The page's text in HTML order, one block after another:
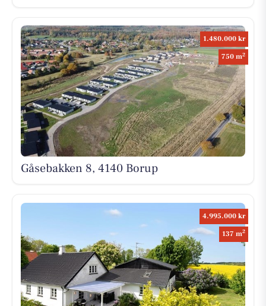
1.480.000 kr
750 m2
Gåsebakken 8, 4140 Borup
4.995.000 kr
137 m2